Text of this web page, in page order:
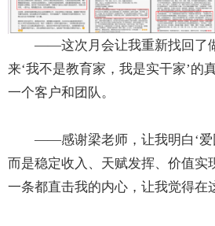
——这次月会让我重新找回了
来‘我不是教育家，我是实干家’的
一个客户和团队。
——感谢梁老师，让我明白‘爱
而是稳定收入、天赋发挥、价值
一条都直击我的内心，让我觉得在